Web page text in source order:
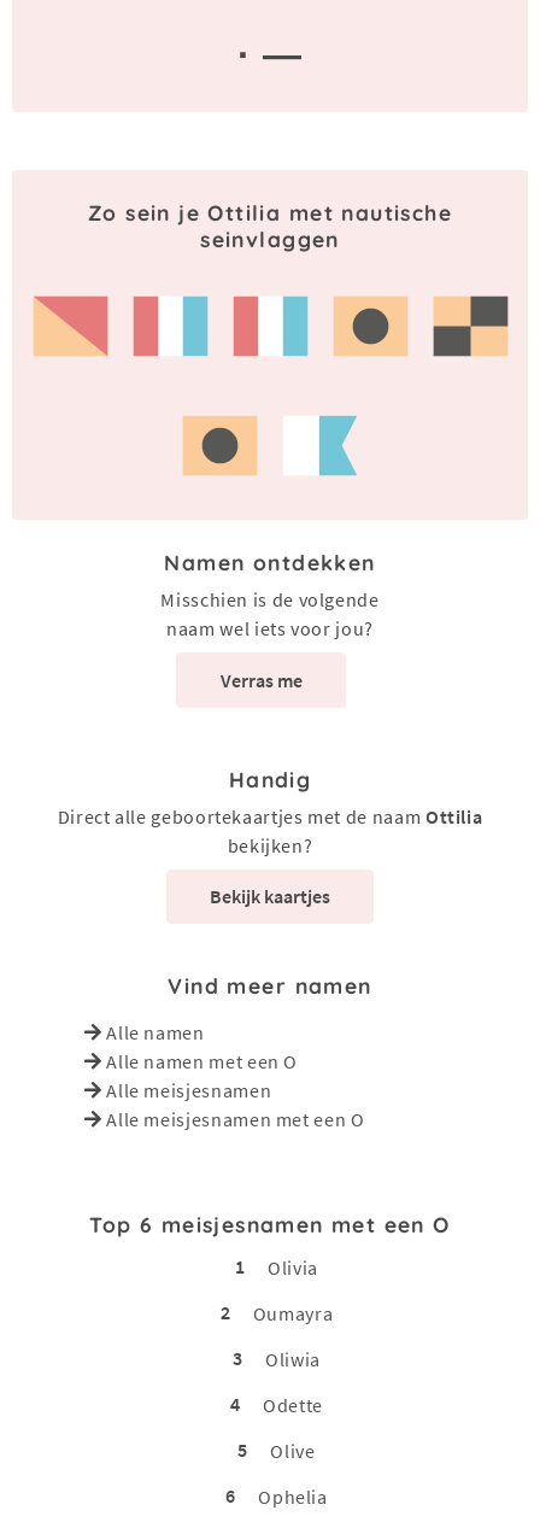
· —
Zo sein je Ottilia met nautische
seinvlaggen
Namen ontdekken
Misschien is de volgende
naam wel iets voor jou?
Verras me
Handig
Direct alle geboortekaartjes met de naam Ottilia
bekijken?
Bekijk kaartjes
Vind meer namen
Alle namen
Alle namen met een O
Alle meisjesnamen
Alle meisjesnamen met een O
Top 6 meisjesnamen met een O
1
Olivia
2
Oumayra
3
Oliwia
4
Odette
5
Olive
6
Ophelia